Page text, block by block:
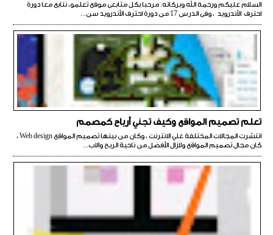
السلام عليكم ورحمة الله وبركاته: مرحبا بكل متابعى موقع تعلمو، نتابع معا دورة
احترف الأندرويد ، وفى الدرس 17 من دورة احترف الأندرويد سن...
تعلم تصميم المواقع وكيف تجني أرباح كمصمم
انتشرت المجالات المختلفة علي الانترنت ، وكان من بينها تصميم المواقع Web design ،
كان مجال تصميم المواقع ولازال الأفضل من ناحية الربح والاب...